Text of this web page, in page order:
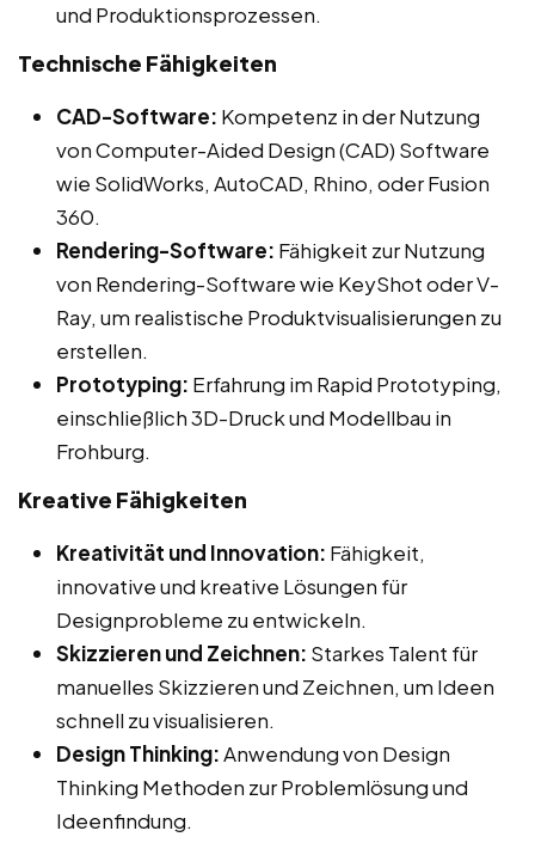
und Produktionsprozessen.
Technische Fähigkeiten
CAD-Software: Kompetenz in der Nutzung
von Computer-Aided Design (CAD) Software
wie SolidWorks, AutoCAD, Rhino, oder Fusion
360.
Rendering-Software: Fähigkeit zur Nutzung
von Rendering-Software wie KeyShot oder V-
Ray, um realistische Produktvisualisierungen zu
erstellen.
Prototyping: Erfahrung im Rapid Prototyping,
einschließlich 3D-Druck und Modellbau in
Frohburg.
Kreative Fähigkeiten
Kreativität und Innovation: Fähigkeit,
innovative und kreative Lösungen für
Designprobleme zu entwickeln.
Skizzieren und Zeichnen: Starkes Talent für
manuelles Skizzieren und Zeichnen, um Ideen
schnell zu visualisieren.
Design Thinking:Anwendung von Design
Thinking Methoden zur Problemlösung und
Ideenfindung.